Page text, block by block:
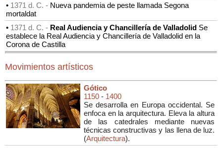
• 1371 d. C. - Nueva pandemia de peste llamada Segona
mortaldat
• 1371 d. C. - Real Audiencia y Chancillería de Valladolid Se
establece la Real Audiencia y Chancillería de Valladolid en la
Corona de Castilla
Movimientos artísticos
Gótico
1150 - 1400
Se desarrolla en Europa occidental. Se
enfoca en la arquitectura. Eleva la altura
de las catedrales mediante nuevas
técnicas constructivas y las llena de luz.
(Arquitectura).